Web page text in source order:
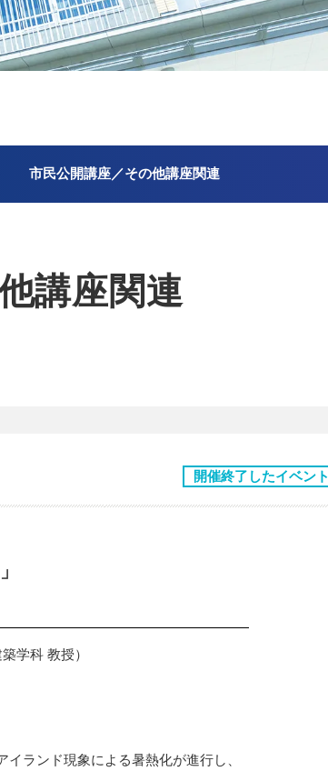
市民公開講座／その他講座関連
講座関連
開催終了したイベント
学科 教授）
ランド現象による暑熱化が進行し、